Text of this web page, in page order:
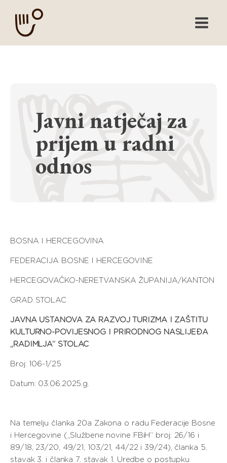
Javni natječaj za
prijem u radni
odnos
BOSNA I HERCEGOVINA
FEDERACIJA BOSNE I HERCEGOVINE
HERCEGOVAČKO-NERETVANSKA ŽUPANIJA/KANTON
GRAD STOLAC
JAVNA USTANOVA ZA RAZVOJ TURIZMA I ZAŠTITU
KULTURNO-POVIJESNOG I PRIRODNOG NASLIJEĐA
„RADIMLJA“ STOLAC
Broj: 106-1/25
Datum: 03.06.2025.g.
Na temelju članka 20a Zakona o radu Federacije Bosne
i Hercegovine („Službene novine FBiH“ broj: 26/16 i
89/18, 23/20, 49/21, 103/21, 44/22 i 39/24), članka 5.
stavak 3. i članka 7. stavak 1. Uredbe o postupku